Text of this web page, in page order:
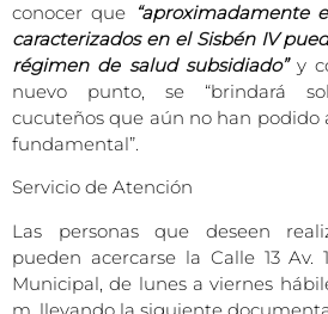
conocer que “aproximadamente
caracterizados en el Sisbén IV
régimen de salud subsidiado” y
nuevo punto, se “brindará
cucuteños que aún no han podido
fundamental”.
Servicio de Atención
Las personas que deseen
pueden acercarse la Calle 13 Av.
Municipal, de lunes a viernes